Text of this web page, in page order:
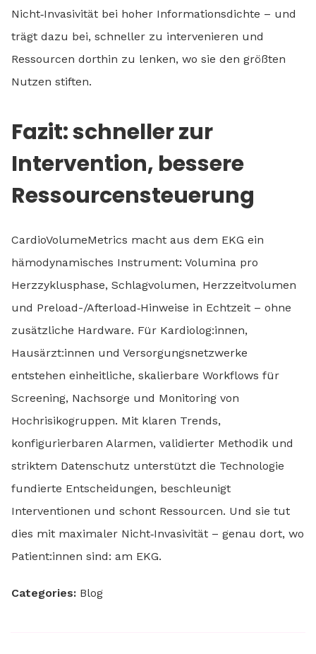
Nicht‑Invasivität bei hoher Informationsdichte – und
trägt dazu bei, schneller zu intervenieren und
Ressourcen dorthin zu lenken, wo sie den größten
Nutzen stiften.
Fazit: schneller zur
Intervention, bessere
Ressourcensteuerung
CardioVolumeMetrics macht aus dem EKG ein
hämodynamisches Instrument: Volumina pro
Herzzyklusphase, Schlagvolumen, Herzzeitvolumen
und Preload-/Afterload‑Hinweise in Echtzeit – ohne
zusätzliche Hardware. Für Kardiolog:innen,
Hausärzt:innen und Versorgungsnetzwerke
entstehen einheitliche, skalierbare Workflows für
Screening, Nachsorge und Monitoring von
Hochrisikogruppen. Mit klaren Trends,
konfigurierbaren Alarmen, validierter Methodik und
striktem Datenschutz unterstützt die Technologie
fundierte Entscheidungen, beschleunigt
Interventionen und schont Ressourcen. Und sie tut
dies mit maximaler Nicht‑Invasivität – genau dort, wo
Patient:innen sind: am EKG.
Categories: Blog